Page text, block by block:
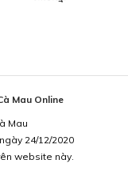
Mau Online
Mau
24/12/2020
website này.